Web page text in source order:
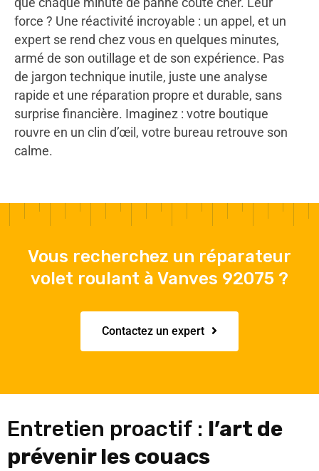
force ? Une réactivité incroyable : un appel, et un
expert se rend chez vous en quelques minutes,
armé de son outillage et de son expérience. Pas
de jargon technique inutile, juste une analyse
rapide et une réparation propre et durable, sans
surprise financière. Imaginez : votre boutique
rouvre en un clin d’œil, votre bureau retrouve son
calme.
Vous recherchez un réparateur
volet roulant à Vanves 92075 ?
Contactez un expert
Entretien proactif : l’art de
prévenir les couacs